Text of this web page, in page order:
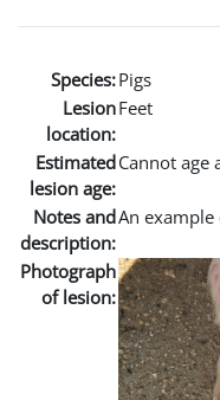
Species:Pigs
Lesion
location:
Feet
Estimated
lesion age:
Cannot age
Notes and
description:
An
Photograph
of lesion: